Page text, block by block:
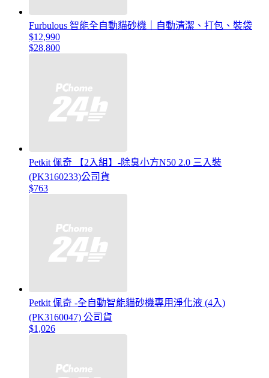
Furbulous 智能全自動貓砂機｜自動清潔、打包、裝袋
$12,990
$28,800
Petkit 佩奇 【2入組】-除臭小方N50 2.0 三入裝
(PK3160233)公司貨
$763
Petkit 佩奇 -全自動智能貓砂機專用淨化液 (4入)
(PK3160047) 公司貨
$1,026